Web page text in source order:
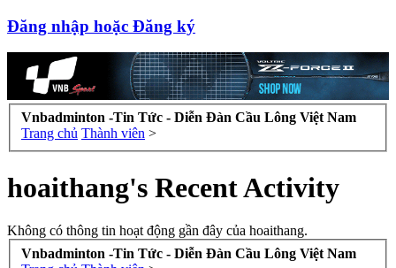
Đăng nhập hoặc Đăng ký
Vnbadminton -Tin Tức - Diễn Đàn Cầu Lông Việt Nam
Trang chủ Thành viên >
hoaithang's Recent Activity
Không có thông tin hoạt động gần đây của hoaithang.
Vnbadminton -Tin Tức - Diễn Đàn Cầu Lông Việt Nam